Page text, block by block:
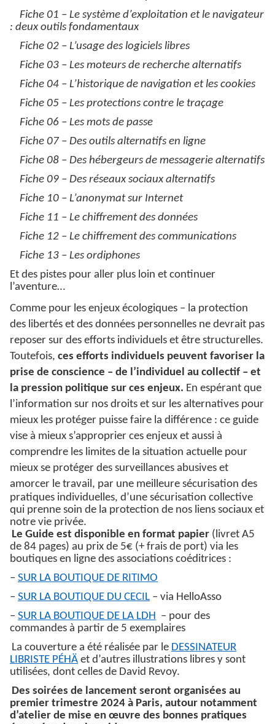
Fiche 01 – Le système d’exploitation et le navigateur
: deux outils fondamentaux
Fiche 02 – L’usage des logiciels libres
Fiche 03 – Les moteurs de recherche alternatifs
Fiche 04 – L’historique de navigation et les cookies
Fiche 05 – Les protections contre le traçage
Fiche 06 – Les mots de passe
Fiche 07 – Des outils alternatifs en ligne
Fiche 08 – Des hébergeurs de messagerie alternatifs
Fiche 09 – Des réseaux sociaux alternatifs
Fiche 10 – L’anonymat sur Internet
Fiche 11 – Le chiffrement des données
Fiche 12 – Le chiffrement des communications
Fiche 13 – Les ordiphones
Et des pistes pour aller plus loin et continuer
l’aventure…
Comme pour les enjeux écologiques – la protection
des libertés et des données personnelles ne devrait pas
reposer sur des efforts individuels et être structurelles.
Toutefois, ces efforts individuels peuvent favoriser la
prise de conscience – de l’individuel au collectif – et
la pression politique sur ces enjeux. En espérant que
l’information sur nos droits et sur les alternatives pour
mieux les protéger puisse faire la différence : ce guide
vise à mieux s’approprier ces enjeux et aussi à
comprendre les limites de la situation actuelle pour
mieux se protéger des surveillances abusives et
amorcer le travail, par une meilleure sécurisation des
pratiques individuelles, d’une sécurisation collective
qui prenne soin de la protection de nos liens sociaux et
notre vie privée.
Le Guide est disponible en format papier (livret A5
de 84 pages) au prix de 5€ (+ frais de port) via les
boutiques en ligne des associations coéditrices :
– SUR LA BOUTIQUE DE RITIMO
– SUR LA BOUTIQUE DU CECIL – via HelloAsso
– SUR LA BOUTIQUE DE LA LDH – pour des
commandes à partir de 5 exemplaires
La couverture a été réalisée par le DESSINATEUR
LIBRISTE PÉHÄ et d’autres illustrations libres y sont
utilisées, dont celles de David Revoy.
Des soirées de lancement seront organisées au
premier trimestre 2024 à Paris, autour notamment
d’atelier de mise en œuvre des bonnes pratiques